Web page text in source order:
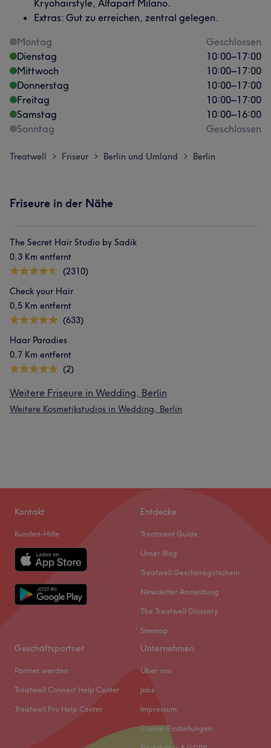
Kryohairstyle, Alfaparf Milano.
Extras: Gut zu erreichen, zentral gelegen.
Montag
Geschlossen
Dienstag
10:00–17:00
Mittwoch
10:00–17:00
Donnerstag
10:00–17:00
Freitag
10:00–17:00
Samstag
10:00–16:00
Sonntag
Geschlossen
Treatwell > Friseur > Berlin und Umland > Berlin
Friseure in der Nähe
The Secret Hair Studio by Sadik
0,3 Km entfernt
(2310)
Check your Hair
0,5 Km entfernt
(633)
Haar Paradies
0,7 Km entfernt
(2)
Weitere Friseure in Wedding, Berlin
Weitere Kosmetikstudios in Wedding, Berlin
Kontakt
Kunden-Hilfe
Entdecke
Treatment Guide
Unser Blog
Treatwell Geschenkgutschein
Newsletter Anmeldung
The Treatwell Glossary
Sitemap
Geschäftspartner
Partner werden
Treatwell Connect Help Center
Treatwell Pro Help Center
Unternehmen
Über uns
Jobs
Impressum
Cookie-Einstellungen